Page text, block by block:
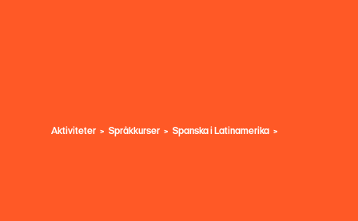
Aktiviteter Språkkurser Spanska i Latinamerika